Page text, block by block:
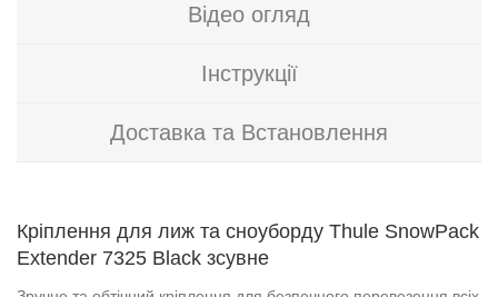
Відео огляд
Інструкції
Доставка та Встановлення
Кріплення для лиж та сноуборду Thule SnowPack
Extender 7325 Black зсувне